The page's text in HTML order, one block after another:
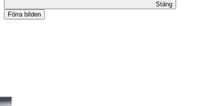
Evenemang
Stäng
Förra bilden